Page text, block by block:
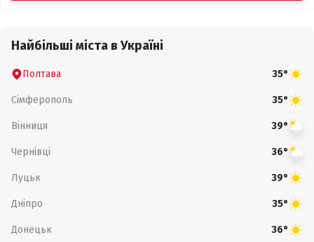
Найбільші міста в Україні
Полтава 35°
Сімферополь 35°
Вінниця 39°
Чернівці 36°
Луцьк 39°
Дніпро 35°
Донецьк 36°